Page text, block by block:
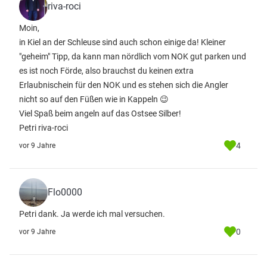
riva-roci
Moin,
in Kiel an der Schleuse sind auch schon einige da! Kleiner
"geheim" Tipp, da kann man nördlich vom NOK gut parken und
es ist noch Förde, also brauchst du keinen extra
Erlaubnischein für den NOK und es stehen sich die Angler
nicht so auf den Füßen wie in Kappeln 😉
Viel Spaß beim angeln auf das Ostsee Silber!
Petri riva-roci
vor 9 Jahre 4
Flo0000
Petri dank. Ja werde ich mal versuchen.
vor 9 Jahre 0